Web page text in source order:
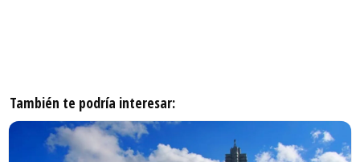
También te podría interesar: